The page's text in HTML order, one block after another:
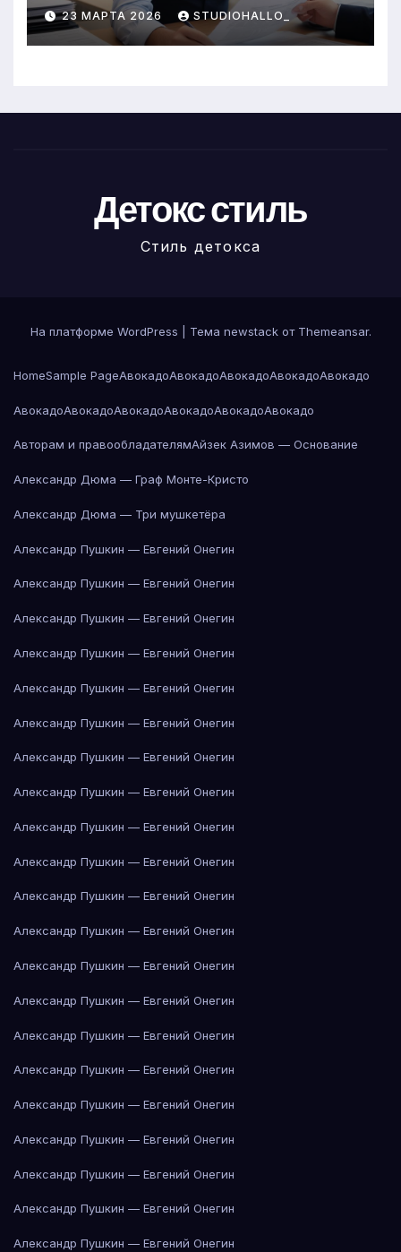
23 МАРТА 2026 STUDIOHALLO_
Детокс стиль
Стиль детокса
На платформе WordPress Тема newstack от Themeansar.
HomeSample PageАвокадоАвокадоАвокадоАвокадоАвокадо
АвокадоАвокадоАвокадоАвокадоАвокадоАвокадо
Авторам и правообладателямАйзек Азимов — Основание
Александр Дюма — Граф Монте-Кристо
Александр Дюма — Три мушкетёра
Александр Пушкин — Евгений Онегин
Александр Пушкин — Евгений Онегин
Александр Пушкин — Евгений Онегин
Александр Пушкин — Евгений Онегин
Александр Пушкин — Евгений Онегин
Александр Пушкин — Евгений Онегин
Александр Пушкин — Евгений Онегин
Александр Пушкин — Евгений Онегин
Александр Пушкин — Евгений Онегин
Александр Пушкин — Евгений Онегин
Александр Пушкин — Евгений Онегин
Александр Пушкин — Евгений Онегин
Александр Пушкин — Евгений Онегин
Александр Пушкин — Евгений Онегин
Александр Пушкин — Евгений Онегин
Александр Пушкин — Евгений Онегин
Александр Пушкин — Евгений Онегин
Александр Пушкин — Евгений Онегин
Александр Пушкин — Евгений Онегин
Александр Пушкин — Евгений Онегин
Александр Пушкин — Евгений Онегин